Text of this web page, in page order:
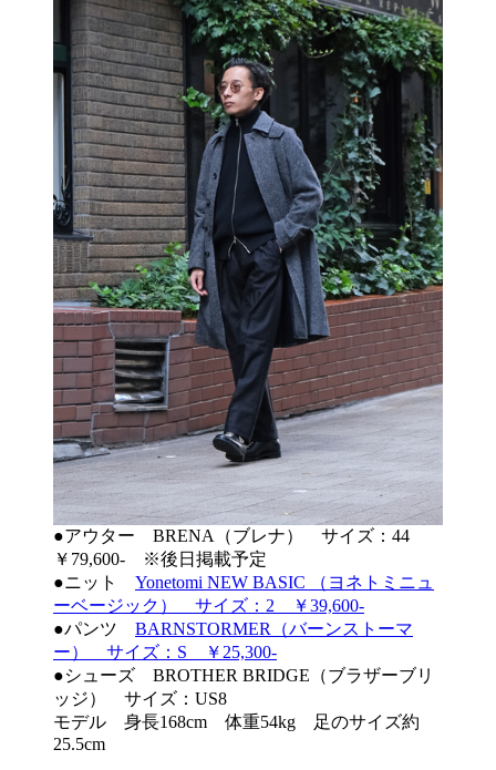
●アウター BRENA（ブレナ） サイズ：44
￥79,600- ※後日掲載予定
●ニット Yonetomi NEW BASIC （ヨネトミニュ
ーベージック） サイズ：2 ￥39,600-
●パンツ BARNSTORMER（バーンストーマ
ー） サイズ：S ￥25,300-
●シューズ BROTHER BRIDGE（ブラザーブリ
ッジ） サイズ：US8
モデル 身長168cm 体重54kg 足のサイズ約
25.5cm